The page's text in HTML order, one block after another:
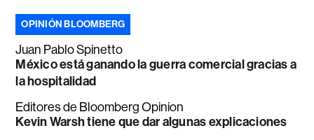
OPINIÓN BLOOMBERG
Juan Pablo Spinetto
México está ganando la guerra comercial gracias a
la hospitalidad
Editores de Bloomberg Opinion
Kevin Warsh tiene que dar algunas explicaciones